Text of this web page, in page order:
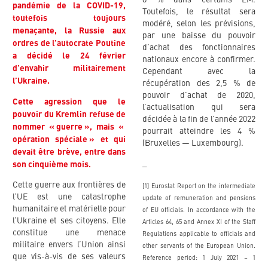
pandémie de la COVID-19,
toutefois toujours
menaçante, la Russie aux
ordres de l’autocrate Poutine
a décidé le 24 février
d’envahir militairement
l’Ukraine.
Cette agression que le
pouvoir du Kremlin refuse de
nommer « guerre », mais «
opération spéciale » et qui
devait être brève, entre dans
son cinquième mois.
Cette guerre aux frontières de
l’UE est une catastrophe
humanitaire et matérielle pour
l’Ukraine et ses citoyens. Elle
constitue une menace
militaire envers l’Union ainsi
que vis-à-vis de ses valeurs
Toutefois, le résultat sera
modéré, selon les prévisions,
par une baisse du pouvoir
d’achat des fonctionnaires
nationaux encore à confirmer.
Cependant avec la
récupération des 2,5 % de
pouvoir d’achat de 2020,
l’actualisation qui sera
décidée à la fin de l’année 2022
pourrait atteindre les 4 %
(Bruxelles — Luxembourg).
[1] Eurostat Report on the intermediate
update of remuneration and pensions
of EU officials. In accordance with the
Articles 64, 65 and Annex XI of the Staff
Regulations applicable to officials and
other servants of the European Union.
Reference period: 1 July 2021 – 1